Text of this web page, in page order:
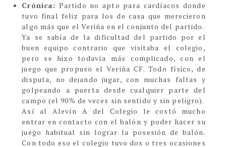
Crónica: Partido no apto para cardíacos donde
tuvo final feliz para los de casa que merecieron
algo más que el Veriña en el conjunto del partido.
Ya se sabía de la dificultad del partido por el
buen equipo contrario que visitaba el colegio,
pero se hizo todavía más complicado, con el
juego que propuso el Veriña CF. Todo físico, de
disputa, no dejando jugar, con muchas faltas y
golpeando a puerta desde cualquier parte del
campo (el 90% de veces sin sentido y sin peligro).
Así al Alevín A del Colegio le costó mucho
entrar en contacto con el balón y poder hacer su
juego habitual sin lograr la posesión de balón.
Con todo eso el colegio tuvo dos o tres ocasiones